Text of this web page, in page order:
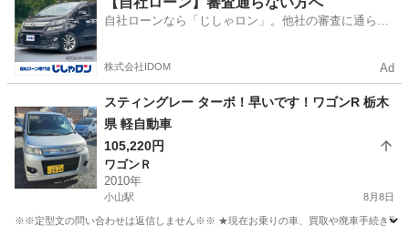
自社ローンなら「じしゃロン」。他社の審査に通らな
株式会社IDOM Ad
スティングレー ターボ！早いです！ワゴンR 栃木
県 軽自動車
105,220円
ワゴンＲ
2010年
小山駅 8月8日
※※定型文の問い合わせは返信しません※※ ★現在お乗りの車、買取や廃車手続き可能